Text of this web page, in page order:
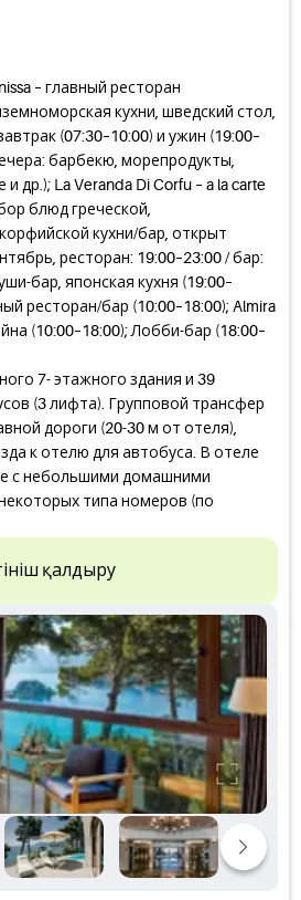
– главный ресторан
кухни, шведский стол,
(07:30–10:00) и ужин (19:00–
барбекю, морепродукты,
и др.); La Veranda Di Corfu – a la carte
блюд греческой,
кухни/бар, открыт
ресторан: 19:00–23:00 / бар:
бар, японская кухня (19:00–
ресторан/бар (10:00–18:00); Almira
(10:00–18:00); Лобби-бар (18:00–
7- этажного здания и 39
(3 лифта). Групповой трансфер
дороги (20-30 м от отеля),
к отелю для автобуса. В отеле
с небольшими домашними
типа номеров (по
қалдыру